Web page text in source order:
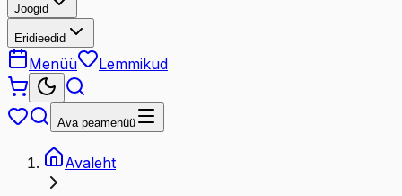
Joogid
Eridieedid
Menüü Lemmikud
Ava peamenüü
Avaleht